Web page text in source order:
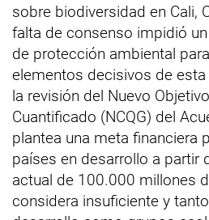
sobre biodiversidad en Cali,
falta de consenso impidió
de protección ambiental
elementos decisivos de
la revisión del Nuevo
Cuantificado (NCQG) del
plantea una meta financiera
países en desarrollo a partir
actual de 100.000 millones
considera insuficiente y